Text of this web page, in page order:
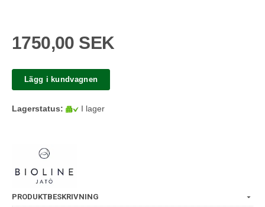
1750,00 SEK
Lägg i kundvagnen
Lagerstatus: I lager
PRODUKTBESKRIVNING